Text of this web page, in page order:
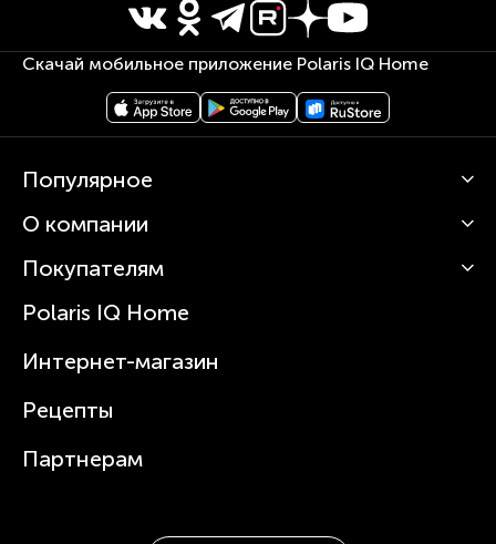
Скачай мобильное приложение Polaris IQ Home
Популярное
Кофемашины
Вертикальные пылесосы
Зубные щетки и ирригаторы
Увлажнители
Посуда
О компании
О Polaris
Статьи
Покупателям
Сервисные центры
Где купить
Polaris IQ Home
Интернет-магазин
Рецепты
Партнерам